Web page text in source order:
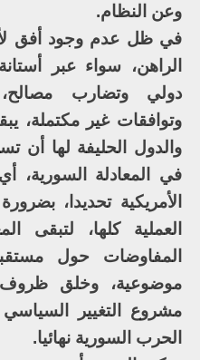
وعن النظام.
في ظل عدم وجود أفق
الراهن، سواء عبر
دولي وتضارب مصالح،
وتوافقات غير مكتملة،
والدول الحليفة لها أن
في المعادلة السورية،
الأمريكية تحديدا،
العملية كلها، لتبقى
المفاوضات حول
موضوعية، وخلق ظروف
مشروع التغيير
الحرب السورية نهائيا.